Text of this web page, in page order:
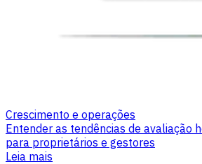
Crescimento e operações
Entender as tendências de avaliação
para proprietários e gestores
Leia mais